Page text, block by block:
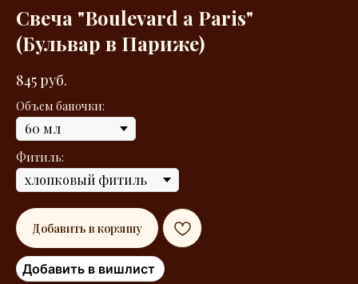
Свеча "Boulevard a Paris"
(Бульвар в Париже)
845руб.
Объем баночки:
Фитиль:
Добавить в корзину
Добавить в вишлист